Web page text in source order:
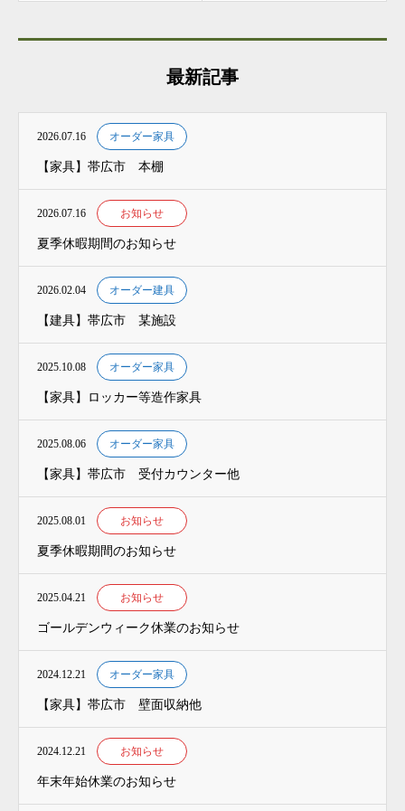
最新記事
2026.07.16 オーダー家具
【家具】帯広市 本棚
2026.07.16 お知らせ
夏季休暇期間のお知らせ
2026.02.04 オーダー建具
【建具】帯広市 某施設
2025.10.08 オーダー家具
【家具】ロッカー等造作家具
2025.08.06 オーダー家具
【家具】帯広市 受付カウンター他
2025.08.01 お知らせ
夏季休暇期間のお知らせ
2025.04.21 お知らせ
ゴールデンウィーク休業のお知らせ
2024.12.21 オーダー家具
【家具】帯広市 壁面収納他
2024.12.21 お知らせ
年末年始休業のお知らせ